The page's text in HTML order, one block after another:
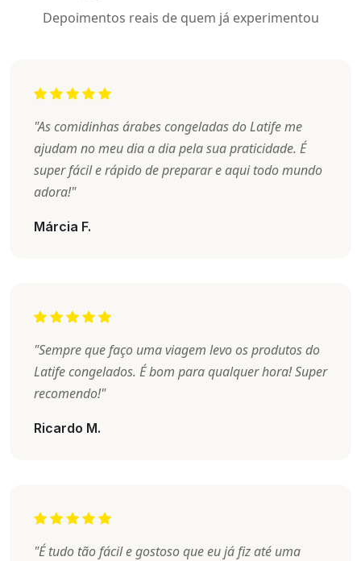
Depoimentos reais de quem já experimentou
"As comidinhas árabes congeladas do Latife me
ajudam no meu dia a dia pela sua praticidade. É
super fácil e rápido de preparar e aqui todo mundo
adora!"
Márcia F.
"Sempre que faço uma viagem levo os produtos do
Latife congelados. É bom para qualquer hora! Super
recomendo!"
Ricardo M.
"É tudo tão fácil e gostoso que eu já fiz até uma